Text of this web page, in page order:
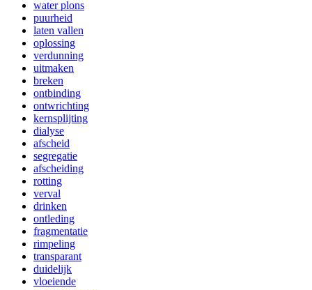
water plons
puurheid
laten vallen
oplossing
verdunning
uitmaken
breken
ontbinding
ontwrichting
kernsplijting
dialyse
afscheid
segregatie
afscheiding
rotting
verval
drinken
ontleding
fragmentatie
rimpeling
transparant
duidelijk
vloeiende